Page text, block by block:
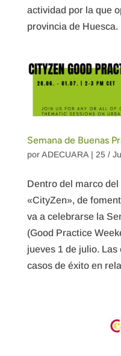
actividad por la que
provincia de
Semana de Buenas
porADECUARA| 25 /
Dentro del marco
«CityZen», de
va a celebrarse la
(Good Practice
jueves 1 de julio.
casos de éxito en